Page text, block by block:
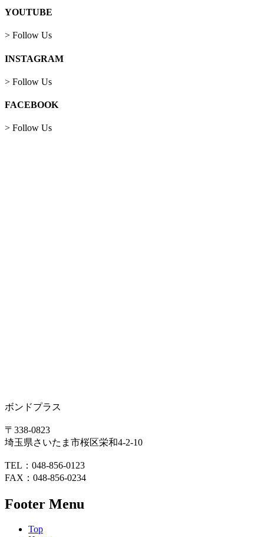
YOUTUBE
> Follow Us
INSTAGRAM
> Follow Us
FACEBOOK
> Follow Us
ボンドプラス
〒338-0823
埼玉県さいたま市桜区栄和4-2-10
TEL：048-856-0123
FAX：048-856-0234
Footer Menu
Top